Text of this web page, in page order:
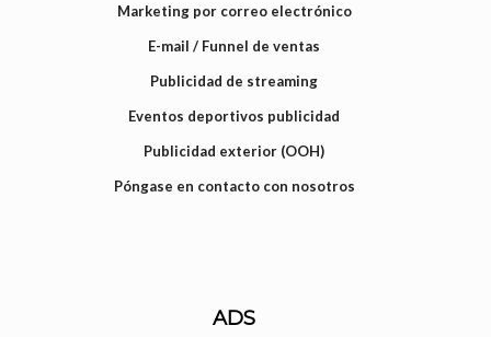
Marketing por correo electrónico
E-mail / Funnel de ventas
Publicidad de streaming
Eventos deportivos publicidad
Publicidad exterior (OOH)
Póngase en contacto con nosotros
ADS